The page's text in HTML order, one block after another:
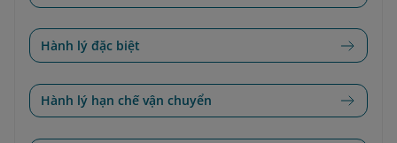
Hành lý đặc biệt
Hành lý hạn chế vận chuyển